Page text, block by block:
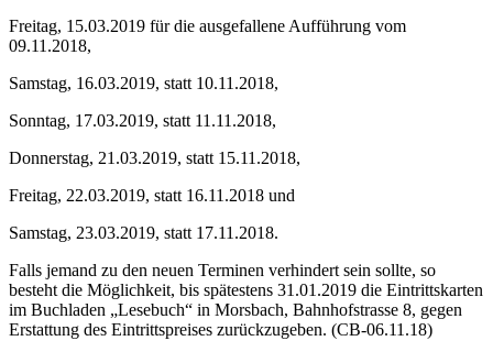
Freitag, 15.03.2019 für die ausgefallene Aufführung vom
09.11.2018,
Samstag, 16.03.2019, statt 10.11.2018,
Sonntag, 17.03.2019, statt 11.11.2018,
Donnerstag, 21.03.2019, statt 15.11.2018,
Freitag, 22.03.2019, statt 16.11.2018 und
Samstag, 23.03.2019, statt 17.11.2018.
Falls jemand zu den neuen Terminen verhindert sein sollte, so
besteht die Möglichkeit, bis spätestens 31.01.2019 die Eintrittskarten
im Buchladen „Lesebuch“ in Morsbach, Bahnhofstrasse 8, gegen
Erstattung des Eintrittspreises zurückzugeben. (CB-06.11.18)